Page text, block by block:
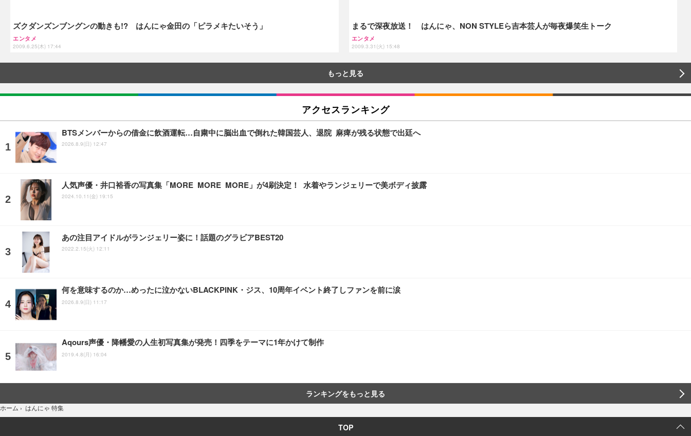
ズクダンズンブングンの動きも!? はんにゃ金田の「ピラメキたいそう」
エンタメ
2009.6.25(木) 17:44
まるで深夜放送！ はんにゃ、NON STYLEら吉本芸人が毎夜爆笑生トーク
エンタメ
2009.3.31(火) 15:48
もっと見る
アクセスランキング
BTSメンバーからの借金に飲酒運転…自粛中に脳出血で倒れた韓国芸人、退院 麻痺が残る状態で出廷へ
2026.8.9(日) 12:47
人気声優・井口裕香の写真集「MORE MORE MORE」が4刷決定！ 水着やランジェリーで美ボディ披露
2024.10.11(金) 19:15
あの注目アイドルがランジェリー姿に！話題のグラビアBEST20
2022.2.15(火) 12:11
何を意味するのか…めったに泣かないBLACKPINK・ジス、10周年イベント終了しファンを前に涙
2026.8.9(日) 11:17
Aqours声優・降幡愛の人生初写真集が発売！四季をテーマに1年かけて制作
2019.4.8(月) 16:04
ランキングをもっと見る
ホーム › はんにゃ 特集
TOP